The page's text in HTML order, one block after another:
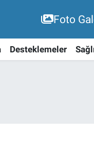
Foto
Desteklemeler